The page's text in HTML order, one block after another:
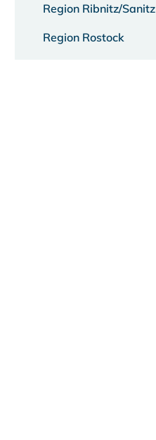
Region Ribnitz/Sanitz
Region Rostock